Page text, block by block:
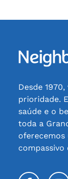
Desde
prioridade.
saúde e o
toda a
compassivo